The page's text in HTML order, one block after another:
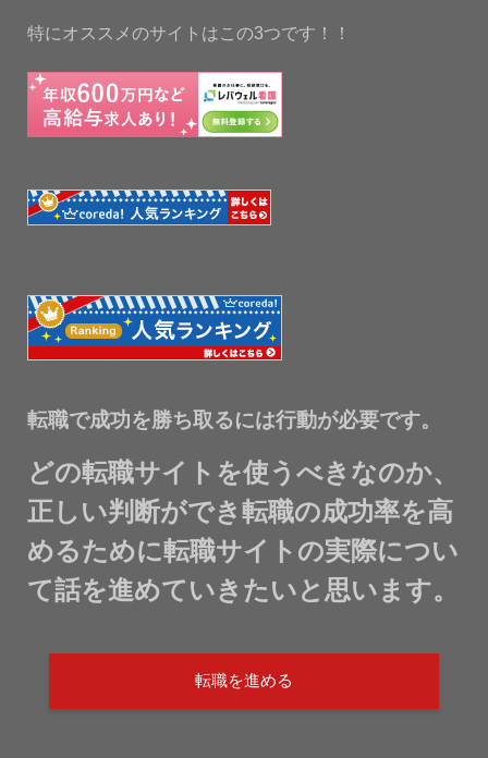
特にオススメのサイトはこの3つです！！
転職で成功を勝ち取るには行動が必要です。
どの転職サイトを使うべきなのか、
正しい判断ができ転職の成功率を高
めるために転職サイトの実際につい
て話を進めていきたいと思います。
転職を進める